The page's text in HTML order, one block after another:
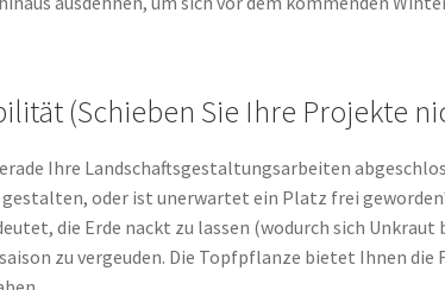
(Schieben Sie Ihre Projekte
Ihre Landschaftsgestaltungsarbeiten
gestalten, oder ist unerwartet ein Platz frei
die Erde nackt zu lassen (wodurch sich
zu vergeuden. Die Topfpflanze bietet Ihnen die